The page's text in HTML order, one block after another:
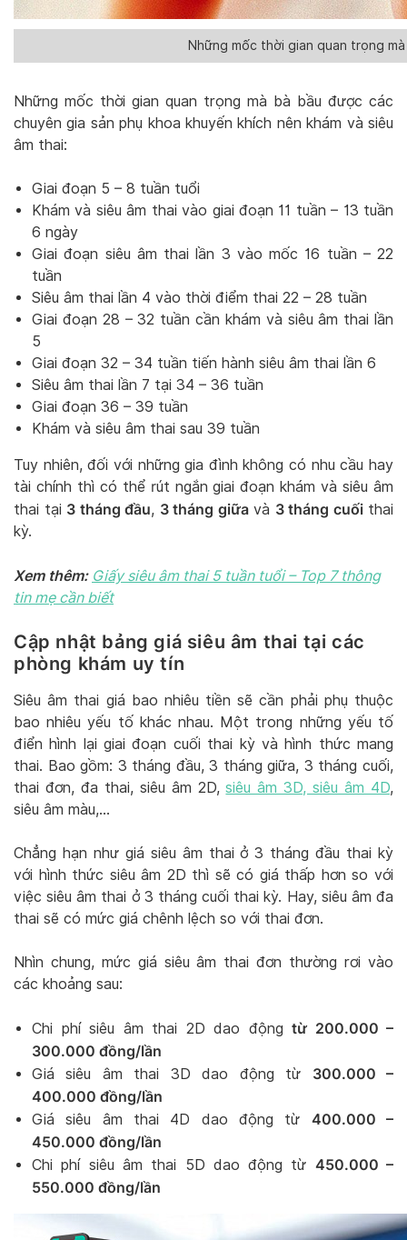
Những mốc thời gian quan trọng
Những mốc thời gian quan trọng mà bà bầu được các
chuyên gia sản phụ khoa khuyến khích nên khám và siêu
âm thai:
Giai đoạn 5 – 8 tuần tuổi
Khám và siêu âm thai vào giai đoạn 11 tuần – 13 tuần
6 ngày
Giai đoạn siêu âm thai lần 3 vào mốc 16 tuần – 22
tuần
Siêu âm thai lần 4 vào thời điểm thai 22 – 28 tuần
Giai đoạn 28 – 32 tuần cần khám và siêu âm thai lần
5
Giai đoạn 32 – 34 tuần tiến hành siêu âm thai lần 6
Siêu âm thai lần 7 tại 34 – 36 tuần
Giai đoạn 36 – 39 tuần
Khám và siêu âm thai sau 39 tuần
Tuy nhiên, đối với những gia đình không có nhu cầu hay
tài chính thì có thể rút ngắn giai đoạn khám và siêu âm
thai tại 3 tháng đầu, 3 tháng giữavà 3 tháng cuốithai
kỳ.
Xem thêm: Giấy siêu âm thai 5 tuần tuổi – Top 7 thông
tin mẹ cần biết
Cập nhật bảng giá siêu âm thai tại các
phòng khám uy tín
Siêu âm thai giá bao nhiêu tiền sẽ cần phải phụ thuộc
bao nhiêu yếu tố khác nhau. Một trong những yếu tố
điển hình lại giai đoạn cuối thai kỳ và hình thức mang
thai. Bao gồm: 3 tháng đầu, 3 tháng giữa, 3 tháng cuối,
thai đơn, đa thai, siêu âm 2D,siêu âm 3D, siêu âm 4D,
siêu âm màu,…
Chẳng hạn như giá siêu âm thai ở 3 tháng đầu thai kỳ
với hình thức siêu âm 2D thì sẽ có giá thấp hơn so với
việc siêu âm thai ở 3 tháng cuối thai kỳ. Hay, siêu âm đa
thai sẽ có mức giá chênh lệch so với thai đơn.
Nhìn chung, mức giá siêu âm thai đơn thường rơi vào
các khoảng sau:
Chi phí siêu âm thai 2D dao động từ 200.000 –
300.000 đồng/lần
Giá siêu âm thai 3D dao động từ 300.000 –
400.000 đồng/lần
Giá siêu âm thai 4D dao động từ 400.000 –
450.000 đồng/lần
Chi phí siêu âm thai 5D dao động từ 450.000 –
550.000 đồng/lần